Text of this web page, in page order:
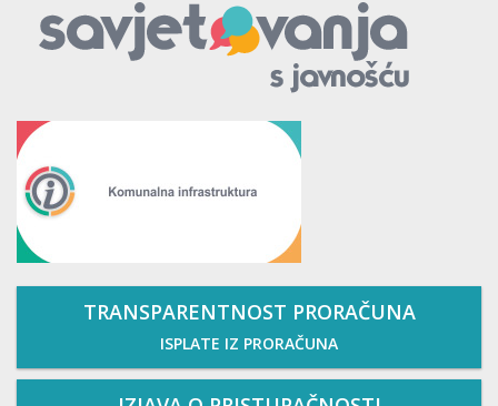
TRANSPARENTNOST PRORAČUNA
ISPLATE IZ PRORAČUNA